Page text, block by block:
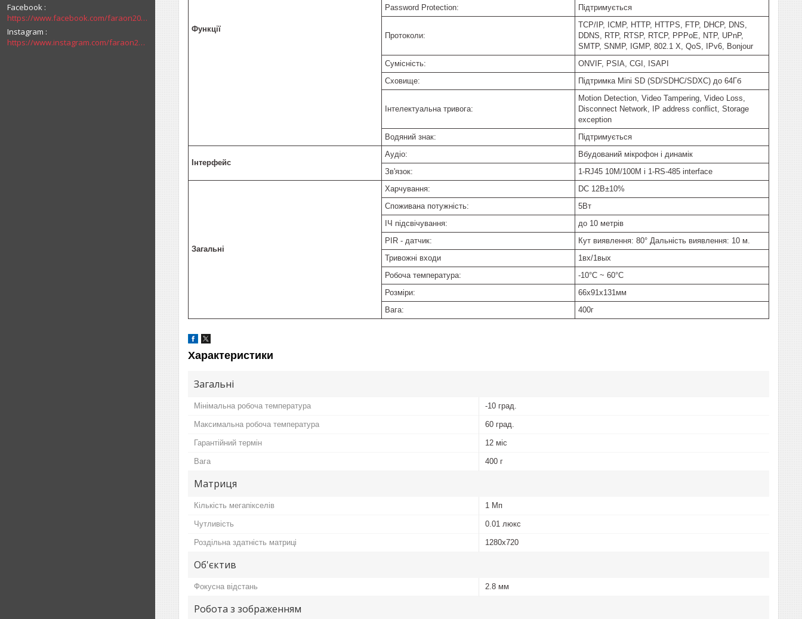
Facebook
https://www.facebook.com/faraon2000ck/
Instagram
https://www.instagram.com/faraon2000com/
Функції
Password Protection:
Підтримується
Протоколи:
TCP/IP, ICMP, HTTP, HTTPS, FTP, DHCP, DNS,
DDNS, RTP, RTSP, RTCP, PPPoE, NTP, UPnP,
SMTP, SNMP, IGMP, 802.1 X, QoS, IPv6, Bonjour
Сумісність:
ONVIF, PSIA, CGI, ISAPI
Сховище:
Підтримка Mini SD (SD/SDHC/SDXC) до 64Гб
Інтелектуальна тривога:
Motion Detection, Video Tampering, Video Loss,
Disconnect Network, IP address conflict, Storage
exception
Водяний знак:
Підтримується
Інтерфейс
Аудіо:
Вбудований мікрофон і динамік
Зв'язок:
1-RJ45 10M/100M і 1-RS-485 interface
Загальні
Харчування:
DC 12В±10%
Споживана потужність:
5Вт
ІЧ підсвічування:
до 10 метрів
PIR - датчик:
Кут виявлення: 80° Дальність виявлення: 10 м.
Тривожні входи
1вх/1вых
Робоча температура:
-10°C ~ 60°C
Розміри:
66х91х131мм
Вага:
400г
Характеристики
Загальні
Мінімальна робоча температура -10 град.
Максимальна робоча температура 60 град.
Гарантійний термін 12 міс
Вага 400 г
Матриця
Кількість мегапікселів 1 Мп
Чутливість 0.01 люкс
Роздільна здатність матриці 1280x720
Об'єктив
Фокусна відстань 2.8 мм
Робота з зображенням